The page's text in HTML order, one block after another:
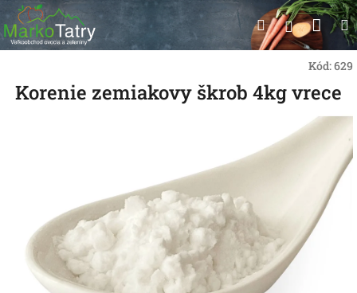
Prejsť
na
obsah
Hľadať
Kód:629
Korenie zemiakovy škrob 4kg vrece